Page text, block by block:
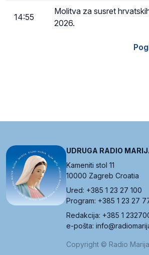
14:55
Molitva za susret
2026.
UDRUGA RADIO
Kameniti stol 11
10000 Zagreb Croatia
Ured: +385 1 23 27 100
Program: +385 1 23 27
Redakcija: +385 1
e-pošta:
Copyright © Radio